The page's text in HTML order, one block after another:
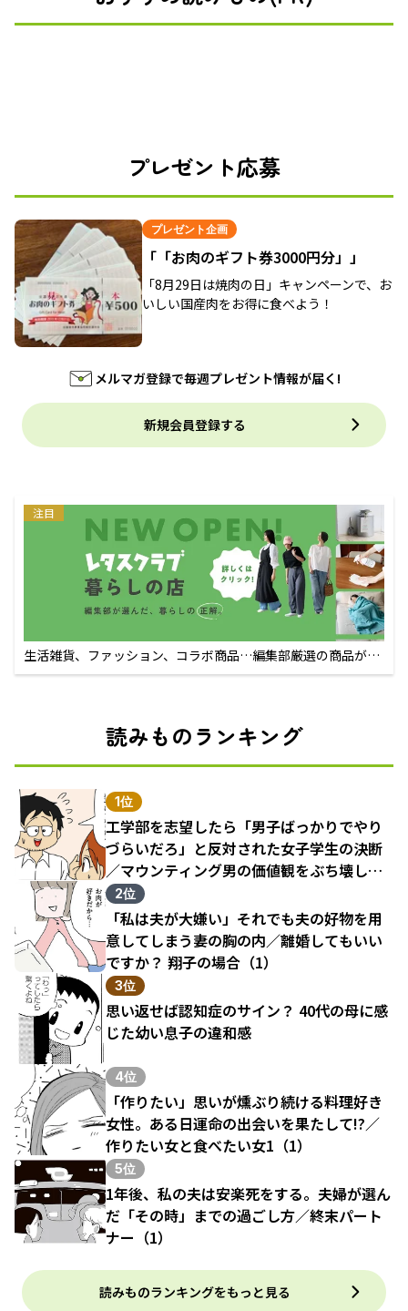
プレゼント応募
プレゼント企画
「「お肉のギフト券3000円分」」
「8月29日は焼肉の日」キャンペーンで、お
いしい国産肉をお得に食べよう！
メルマガ登録で毎週プレゼント情報が届く!
新規会員登録する
注目
生活雑貨、ファッション、コラボ商品…編集部厳選の商品が買
えるECサイト
読みものランキング
1位
工学部を志望したら「男子ばっかりでやり
づらいだろ」と反対された女子学生の決断
／マウンティング男の価値観をぶち壊した
結果（1）
2位
「私は夫が大嫌い」それでも夫の好物を用
意してしまう妻の胸の内／離婚してもいい
ですか？ 翔子の場合（1）
3位
思い返せば認知症のサイン？ 40代の母に感
じた幼い息子の違和感
4位
「作りたい」思いが燻ぶり続ける料理好き
女性。ある日運命の出会いを果たして!?／
作りたい女と食べたい女1（1）
5位
1年後、私の夫は安楽死をする。夫婦が選ん
だ「その時」までの過ごし方／終末パート
ナー（1）
読みものランキングをもっと見る